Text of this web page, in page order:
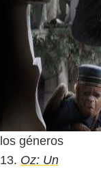
géneros
Oz: Un